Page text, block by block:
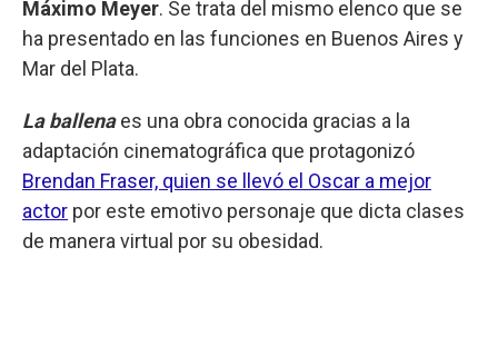
Máximo Meyer. Se trata del mismo elenco que se
ha presentado en las funciones en Buenos Aires y
Mar del Plata.
La ballenaes una obra conocida gracias a la
adaptación cinematográfica que protagonizó
Brendan Fraser, quien se llevó el Oscar a mejor
actor por este emotivo personaje que dicta clases
de manera virtual por su obesidad.